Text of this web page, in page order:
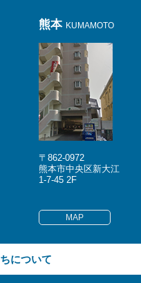
熊本 KUMAMOTO
〒862-0972
熊本市中央区新大江
1-7-45 2F
MAP
について